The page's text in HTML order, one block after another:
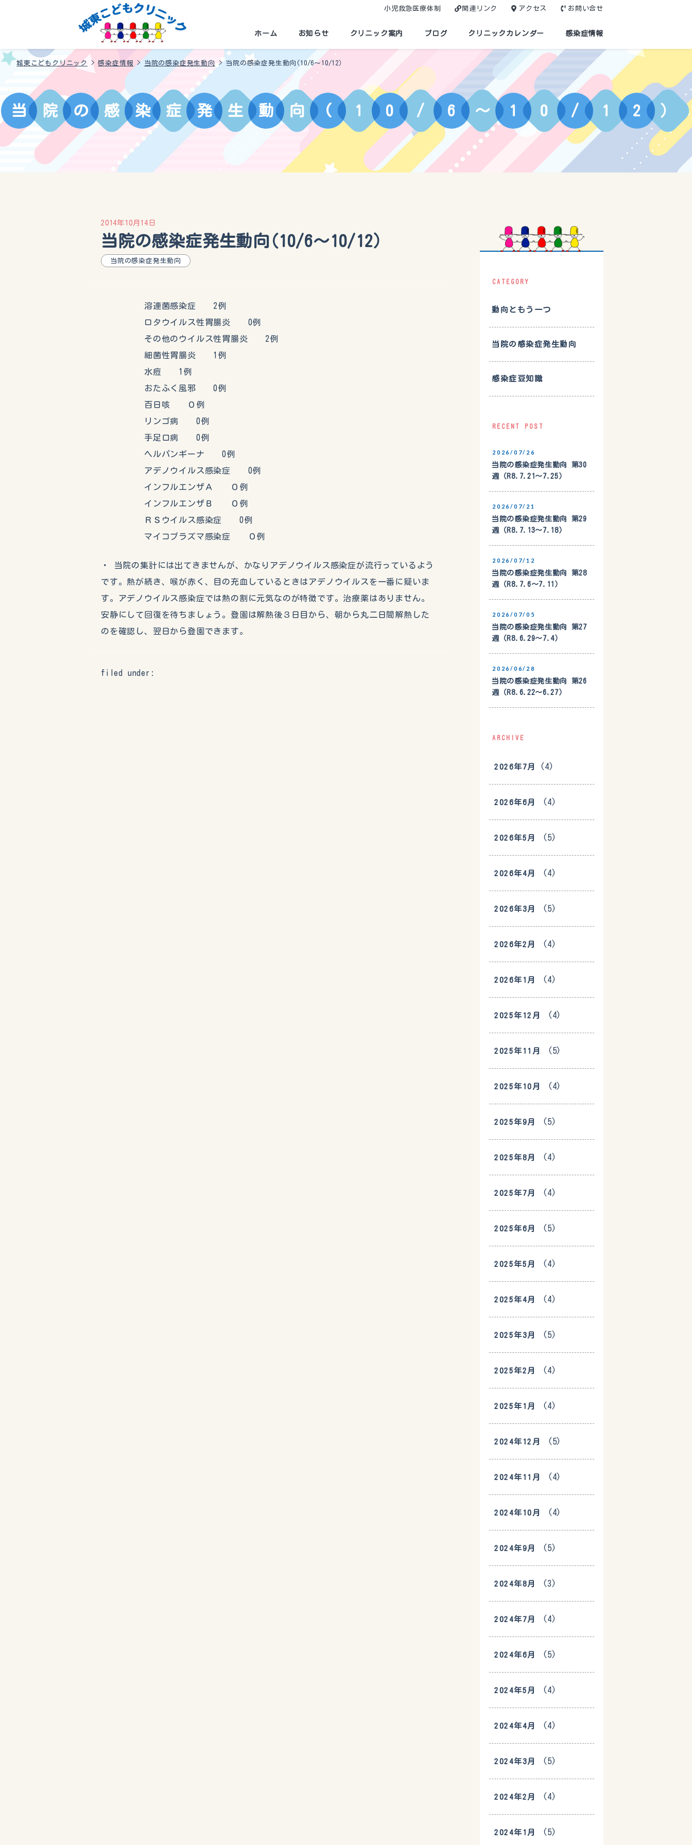
小児救急医療体制 関連リンク アクセス お問い合せ
ホーム お知らせ クリニック案内 ブログ クリニックカレンダー 感染症情報
城東こどもクリニック >感染症情報 > 当院の感染症発生動向 > 当院の感染症発生動向(10/6～10/12）
当 院 の 感 染 症 発 生 動 向 ( 1 0 / 6 ～ 1 0 / 1 2 ）
2014年10月14日
当院の感染症発生動向(10/6～10/12）
当院の感染症発生動向
溶連菌感染症 2例
ロタウイルス性胃腸炎 0例
その他のウイルス性胃腸炎 2例
細菌性胃腸炎 1例
水痘 1例
おたふく風邪 0例
百日咳 ０例
リンゴ病 0例
手足口病 0例
ヘルパンギーナ 0例
アデノウイルス感染症 0例
インフルエンザＡ ０例
インフルエンザＢ ０例
ＲＳウイルス感染症 0例
マイコプラズマ感染症 ０例
・ 当院の集計には出てきませんが、かなりアデノウイルス感染症が流行っているよう
です。熱が続き、喉が赤く、目の充血しているときはアデノウイルスを一番に疑いま
す。アデノウイルス感染症では熱の割に元気なのが特徴です。治療薬はありません。
安静にして回復を待ちましょう。登園は解熱後３日目から、朝から丸二日間解熱した
のを確認し、翌日から登園できます。
filed under:
CATEGORY
動向ともう一つ
当院の感染症発生動向
感染症豆知識
RECENT POST
2026/07/26
当院の感染症発生動向 第30
週（R8.7.21〜7.25）
2026/07/21
当院の感染症発生動向 第29
週（R8.7.13〜7.18）
2026/07/12
当院の感染症発生動向 第28
週（R8.7.6〜7.11）
2026/07/05
当院の感染症発生動向 第27
週（R8.6.29〜7.4）
2026/06/28
当院の感染症発生動向 第26
週（R8.6.22〜6.27）
ARCHIVE
2026年7月 (4)
2026年6月 (4)
2026年5月 (5)
2026年4月 (4)
2026年3月 (5)
2026年2月 (4)
2026年1月 (4)
2025年12月 (4)
2025年11月 (5)
2025年10月 (4)
2025年9月 (5)
2025年8月 (4)
2025年7月 (4)
2025年6月 (5)
2025年5月 (4)
2025年4月 (4)
2025年3月 (5)
2025年2月 (4)
2025年1月 (4)
2024年12月 (5)
2024年11月 (4)
2024年10月 (4)
2024年9月 (5)
2024年8月 (3)
2024年7月 (4)
2024年6月 (5)
2024年5月 (4)
2024年4月 (4)
2024年3月 (5)
2024年2月 (4)
2024年1月 (5)